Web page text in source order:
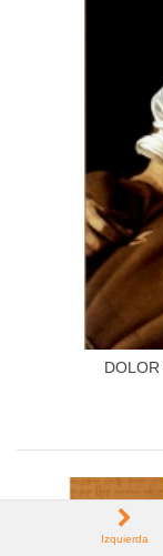
DOLOR
Izquierda